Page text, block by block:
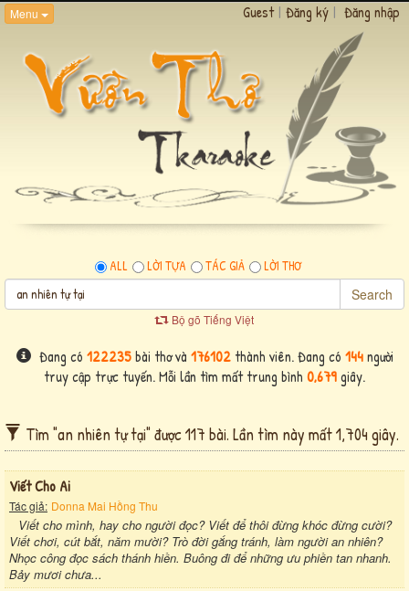
Menu Guest | Đăng ký | Đăng nhập
ALL LỜI TỰA TÁC GIẢ LỜI THƠ
Search
Bộ gõ Tiếng Việt
Đang có 122235bài thơ và 176102thành viên. Đang có 144người
truy cập trực tuyến. Mỗi lần tìm mất trung bình 0,679giây.
Tìm "an nhiên tự tại" được 117 bài. Lần tìm này mất 1,704 giây.
Viết Cho Ai
Tác giả: Donna Mai Hồng Thu
Viết cho mình, hay cho người đọc? Viết để thôi đừng khóc đừng cười?
Viết chơi, cút bắt, năm mười? Trò đời gắng tránh, làm người an nhiên?
Nhọc công đọc sách thánh hiền. Buông đi để những ưu phiền tan nhanh.
Bảy mươi chưa...